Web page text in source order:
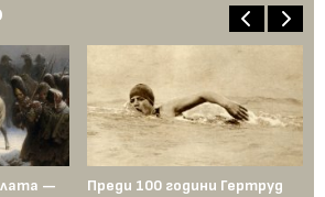
—
Преди 100 години Гертруд